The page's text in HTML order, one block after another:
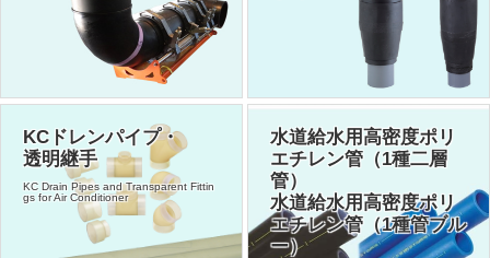
KCドレンパイプ・
透明継手
KC Drain Pipes and Transparent Fittin
gs for Air Conditioner
水道給水用高密度ポリ
エチレン管（1種二層
管）
水道給水用高密度ポリ
エチレン管（1種管ブル
ー）